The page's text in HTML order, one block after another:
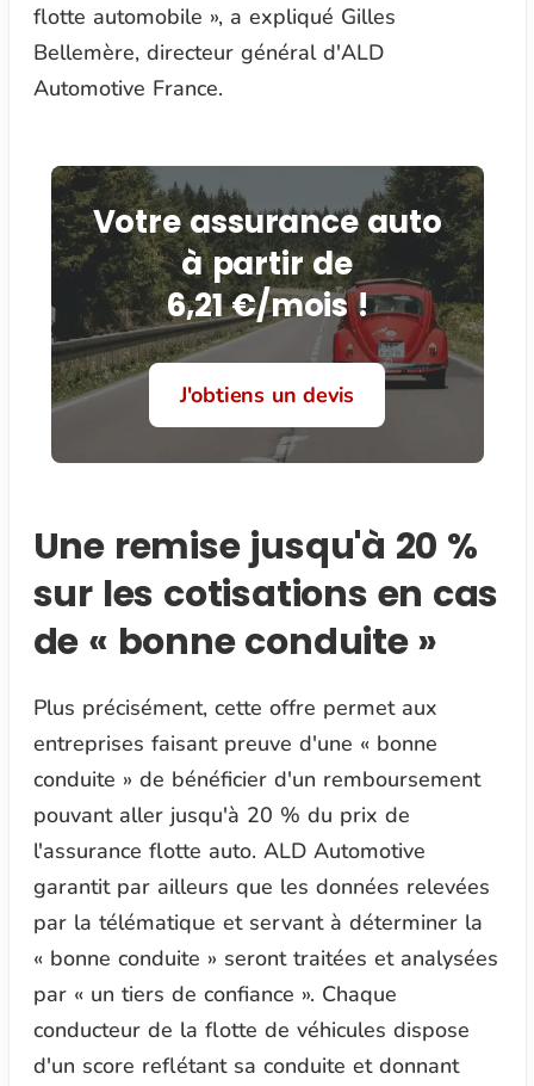
flotte automobile », a expliqué Gilles
Bellemère, directeur général d'ALD
Automotive France.
Votre assurance auto
à partir de
6,21 €/mois !
J'obtiens un devis
Une remise jusqu'à 20 %
sur les cotisations en cas
de « bonne conduite »
Plus précisément, cette offre permet aux
entreprises faisant preuve d'une « bonne
conduite » de bénéficier d'un remboursement
pouvant aller jusqu'à 20 % du prix de
l'assurance flotte auto. ALD Automotive
garantit par ailleurs que les données relevées
par la télématique et servant à déterminer la
« bonne conduite » seront traitées et analysées
par « un tiers de confiance ». Chaque
conducteur de la flotte de véhicules dispose
d'un score reflétant sa conduite et donnant